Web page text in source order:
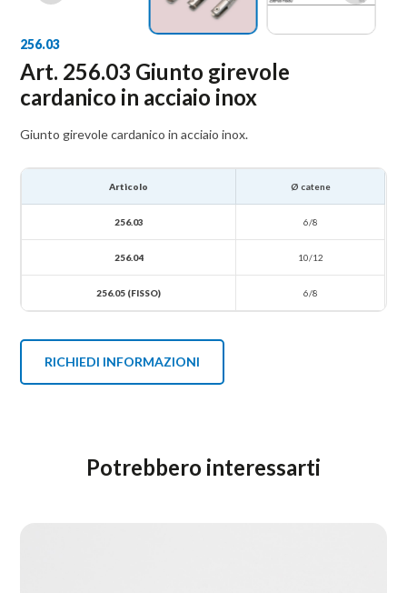
256.03
Art. 256.03 Giunto girevole
cardanico in acciaio inox
Giunto girevole cardanico in acciaio inox.
Articolo Ø catene
256.03 6/8
256.04 10/12
256.05 (FISSO) 6/8
RICHIEDI INFORMAZIONI
Potrebbero interessarti